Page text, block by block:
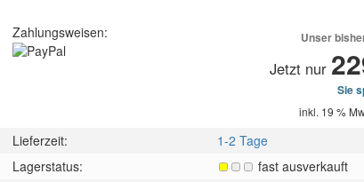
Zahlungsweisen: Unser
Jetzt nur
Sie
inkl. 19 %
Lieferzeit:
1-2 Tage
Lagerstatus:
fast ausverkauft